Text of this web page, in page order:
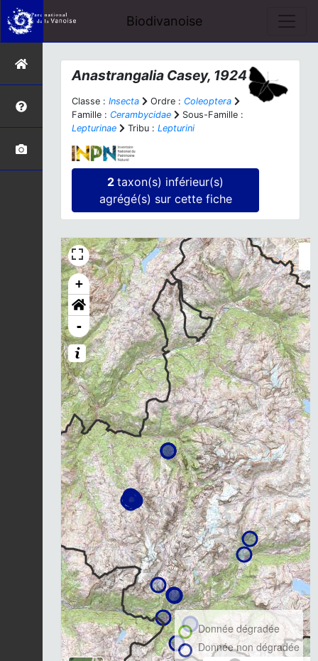
Biodivanoise
Anastrangalia Casey, 1924
Classe : Insecta Ordre : Coleoptera
Famille : Cerambycidae
Sous-Famille :
Lepturinae
Tribu : Lepturini
2taxon(s) inférieur(s)
agrégé(s) sur cette fiche
+
-
Donnée dégradée
Donnée non dégradée